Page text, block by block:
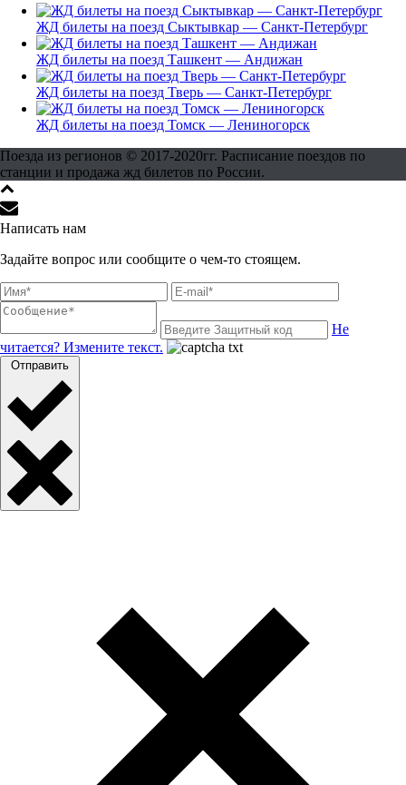
ЖД билеты на поезд Сыктывкар — Санкт-Петербург
ЖД билеты на поезд Ташкент — Андижан
ЖД билеты на поезд Тверь — Санкт-Петербург
ЖД билеты на поезд Томск — Лениногорск
Поезда из регионов © 2017-2020гг. Расписание поездов по
станции и продажа жд билетов по России.
Написать нам
Задайте вопрос или сообщите о чем-то стоящем.
Не
читается? Измените текст.
Отправить